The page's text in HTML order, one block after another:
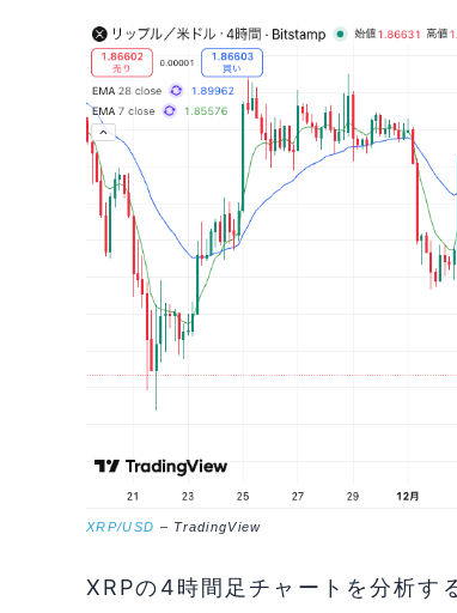
XRP/USD – TradingView
XRPの4時間足チャートを分析す